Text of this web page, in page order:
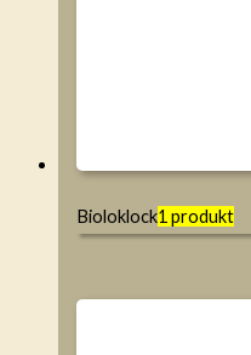
Bioloklock1 produkt